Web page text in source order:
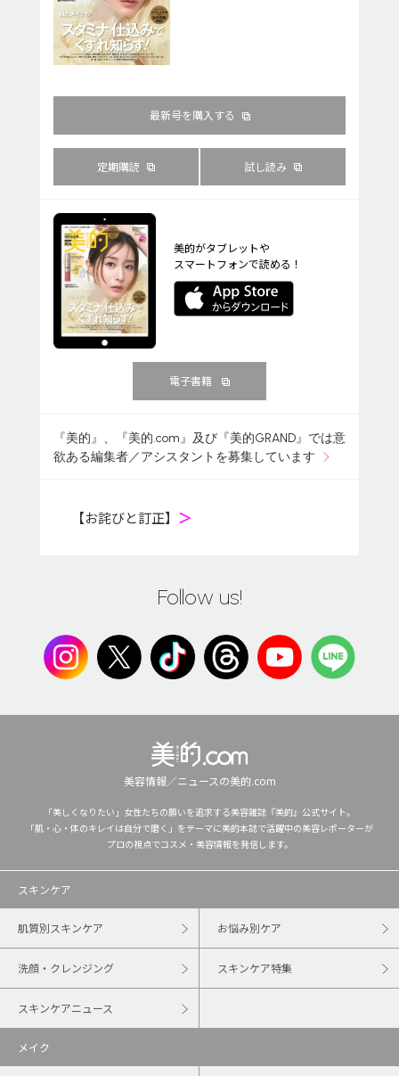
最新号を購入する
定期購読 試し読み
美的がタブレットや
スマートフォンで読める！
電子書籍
『美的』、『美的.com』及び『美的GRAND』では意
欲ある編集者／アシスタントを募集しています
【お詫びと訂正】 ＞
Follow us!
美容情報／ニュースの美的.com
「美しくなりたい」女性たちの願いを追求する美容雑誌『美的』公式サイト。
「肌・心・体のキレイは自分で磨く」をテーマに美的本誌で活躍中の美容レポーターが
プロの視点でコスメ・美容情報を発信します。
スキンケア
肌質別スキンケア お悩み別ケア
洗顔・クレンジング スキンケア特集
スキンケアニュース
メイク